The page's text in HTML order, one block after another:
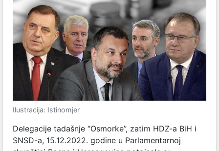
Ilustracija: Istinomjer
Delegacije tadašnje “Osmorke”, zatim HDZ-a BiH i
SNSD-a, 15.12.2022. godine u Parlamentarnoj